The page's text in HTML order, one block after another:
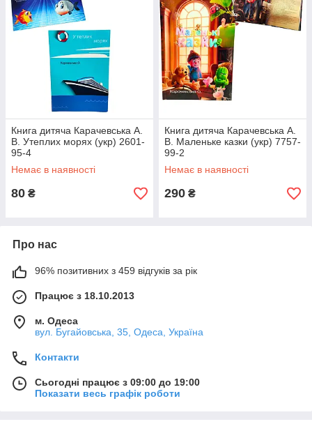
Книга дитяча Карачевська А.
В. Утеплих морях (укр) 2601-
95-4
Немає в наявності
80 ₴
Книга дитяча Карачевська А.
В. Маленьке казки (укр) 7757-
99-2
Немає в наявності
290 ₴
Про нас
96% позитивних з 459 відгуків за рік
Працює з 18.10.2013
м. Одеса
вул. Бугайовська, 35, Одеса, Україна
Контакти
Сьогодні працює з 09:00 до 19:00
Показати весь графік роботи